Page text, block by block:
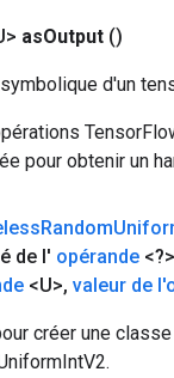
asOutput ()
d'un
pour obtenir un
Random
de l' opérande <?>
<U>, valeur de
créer une